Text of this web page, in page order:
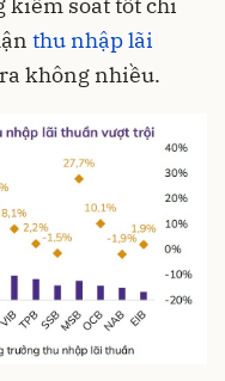
kiểm soát tốt chi
thu nhập lãi
không nhiều.